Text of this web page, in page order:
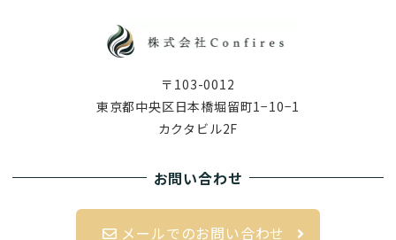
〒103-0012
東京都中央区日本橋堀留町1−10−1
カクタビル2F
お問い合わせ
メールでのお問い合わせ